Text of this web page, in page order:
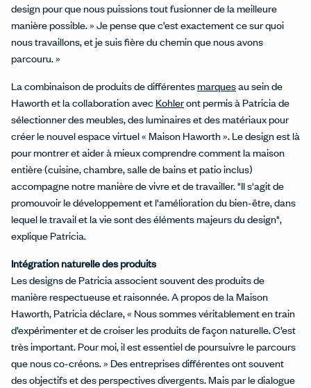
design pour que nous puissions tout fusionner de la meilleure
manière possible. » Je pense que c’est exactement ce sur quoi
nous travaillons, et je suis fière du chemin que nous avons
parcouru. »
La combinaison de produits de différentesmarquesau sein de
Haworth et la collaboration avecKohleront permis à Patricia de
sélectionner des meubles, des luminaires et des matériaux pour
créer le nouvel espace virtuel « Maison Haworth ». Le design est là
pour montrer et aider à mieux comprendre comment la maison
entière (cuisine, chambre, salle de bains et patio inclus)
accompagne notre manière de vivre et de travailler. "Il s'agit de
promouvoir le développement et l'amélioration du bien-être, dans
lequel le travail et la vie sont des éléments majeurs du design",
explique Patricia.
Intégration naturelle des produits
Les designs de Patricia associent souvent des produits de
manière respectueuse et raisonnée. A propos de la Maison
Haworth, Patricia déclare, « Nous sommes véritablement en train
d’expérimenter et de croiser les produits de façon naturelle. C’est
très important. Pour moi, il est essentiel de poursuivre le parcours
que nous co-créons. » Des entreprises différentes ont souvent
des objectifs et des perspectives divergents. Mais par le dialogue